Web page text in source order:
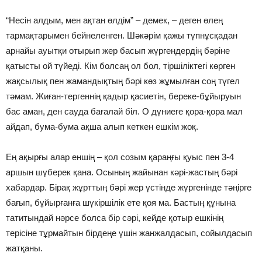
“Несін алдым, мен ақтан өлдім” – демек, – деген өлең
тармақтарымен бейнеленген. Шәкәрім қажы түпнұсқадан
арнайы ауытқи отырып жер басып жүргендердің бәріне
қатысты ой түйеді. Кім болсаң ол бол, тіршіліктегі көрген
жақсылық пен жамандықтың бәрі көз жұмылған соң түгел
тәмам. Жиған-тергеннің қадыр қасиетін, береке-бұйыруын
бас аман, ден сауда бағалай біл. О дүниеге қора-қора мал
айдап, бума-бума ақша алып кеткен ешкім жоқ.
Ең ақырғы алар еншің – қол созым қараңғы қуыс пен 3-4
аршын шүберек қана. Осының жайынан кәрі-жастың бәрі
хабардар. Бірақ жұрттың бәрі жер үстінде жүргенінде тәңірге
бағып, бұйырғанға шүкіршілік ете қоя ма. Бастың құнына
татитындай нәрсе болса бір сәрі, кейде қотыр ешкінің
терісіне тұрмайтын бірдеңе үшін жанжалдасып, сойылдасып
жатқаны.